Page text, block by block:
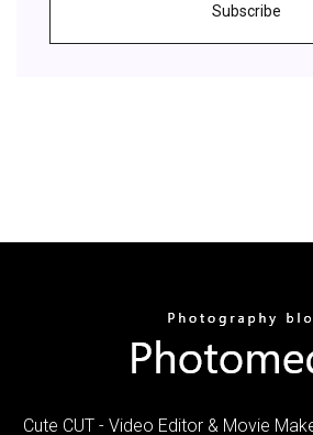
Subscribe
Cute CUT - Video Editor & Movie